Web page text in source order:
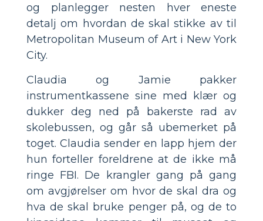
og planlegger nesten hver eneste
detalj om hvordan de skal stikke av til
Metropolitan Museum of Art i New York
City.
Claudia og Jamie pakker
instrumentkassene sine med klær og
dukker deg ned på bakerste rad av
skolebussen, og går så ubemerket på
toget. Claudia sender en lapp hjem der
hun forteller foreldrene at de ikke må
ringe FBI. De krangler gang på gang
om avgjørelser om hvor de skal dra og
hva de skal bruke penger på, og de to